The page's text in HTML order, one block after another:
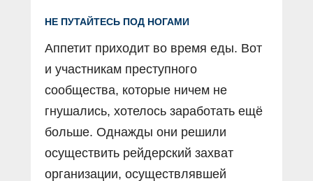
НЕ ПУТАЙТЕСЬ ПОД НОГАМИ
Аппетит приходит во время еды. Вот
и участникам преступного
сообщества, которые ничем не
гнушались, хотелось заработать ещё
больше. Однажды они решили
осуществить рейдерский захват
организации, осуществлявшей